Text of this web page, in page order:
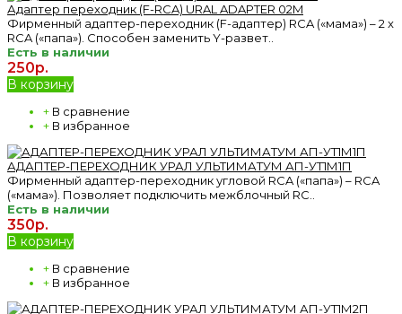
Адаптер переходник (F-RCA) URAL ADAPTER 02M
Фирменный адаптер-переходник (F-адаптер) RCA («мама») – 2 x
RCA («папа»). Способен заменить Y-развет..
Есть в наличии
250р.
В корзину
+ В сравнение
+ В избранное
АДАПТЕР-ПЕРЕХОДНИК УРАЛ УЛЬТИМАТУМ АП-УТ1М1П
Фирменный адаптер-переходник угловой RCA («папа») – RCA
(«мама»). Позволяет подключить межблочный RC..
Есть в наличии
350р.
В корзину
+ В сравнение
+ В избранное